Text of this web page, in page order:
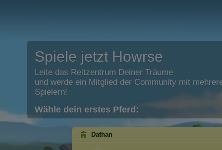
Spiele jetzt Howrse
Leite das Reitzentrum Deiner Träume
und werde ein Mitglied der Community mit
Spielern!
Wähle dein erstes Pferd:
Dathan